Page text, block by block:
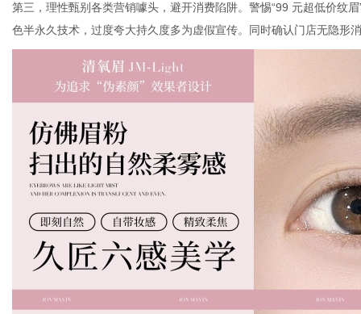
第三，理性甄别各类营销噱头，避开消费陷阱。警惕“99 元超低价纹
色半永久技术，过度夸大持久度多为虚假宣传。同时确认门店无隐形